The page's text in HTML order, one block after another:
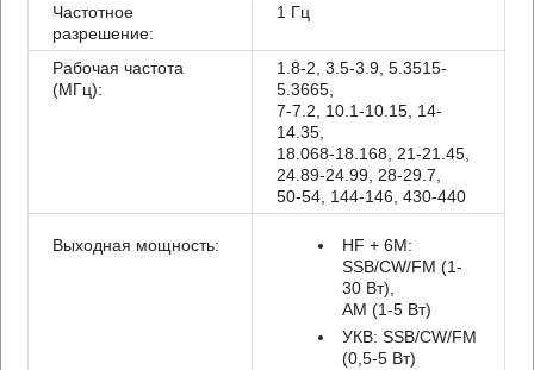
Частотное
разрешение:
1 Гц
Рабочая частота
(МГц):
1.8-2, 3.5-3.9, 5.3515-
5.3665,
7-7.2, 10.1-10.15, 14-
14.35,
18.068-18.168, 21-21.45,
24.89-24.99, 28-29.7,
50-54, 144-146, 430-440
Выходная мощность:
HF + 6M:
SSB/CW/FM (1-
30 Вт),
AM (1-5 Вт)
УКВ: SSB/CW/FM
(0,5-5 Вт)